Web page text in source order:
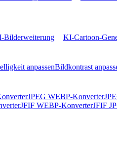
Bilderweiterung
KI-Cartoon-
anpassenBildkontrast
JPEG WEBP-Konverter
JFIF WEBP-KonverterJFIF